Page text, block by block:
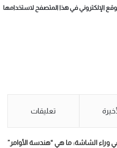
الإلكتروني في هذا المتصفح لاستخدامها
تعليقات
وراء الشاشة: ما هي “هندسة الأوامر”